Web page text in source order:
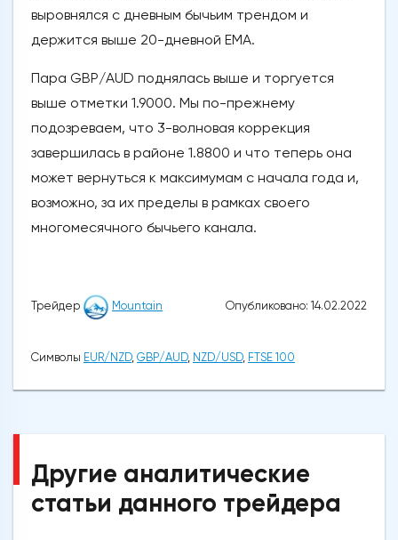
выровнялся с дневным бычьим трендом и
держится выше 20-дневной EMA.
Пара GBP/AUD поднялась выше и торгуется
выше отметки 1.9000. Мы по-прежнему
подозреваем, что 3-волновая коррекция
завершилась в районе 1.8800 и что теперь она
может вернуться к максимумам с начала года и,
возможно, за их пределы в рамках своего
многомесячного бычьего канала.
Трейдер Mountain Опубликовано: 14.02.2022
Символы EUR/NZD, GBP/AUD, NZD/USD, FTSE 100
Другие аналитические
статьи данного трейдера